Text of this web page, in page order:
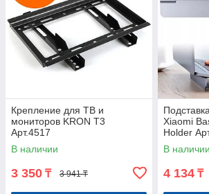
Крепление для ТВ и
мониторов KRON T3
Арт.4517
В наличии
3 350 ₸ 3 941 ₸
Xiaomi
Holder
В наличии
4 134 ₸